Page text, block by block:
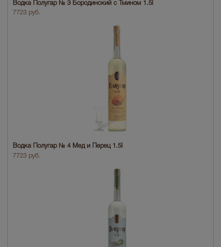
Водка Полугар № 3 Бородинский с Тмином 1.5l
7723 руб.
Водка Полугар № 4 Мед и Перец 1.5l
7723 руб.